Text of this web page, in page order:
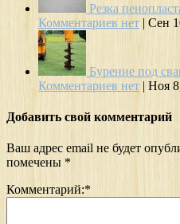
Резка
Комментариев нет | Сен
Бурение под
Комментариев нет | Ноя
Добавить свой комментарий
Ваш адрес email не будет
помечены *
Комментарий:*